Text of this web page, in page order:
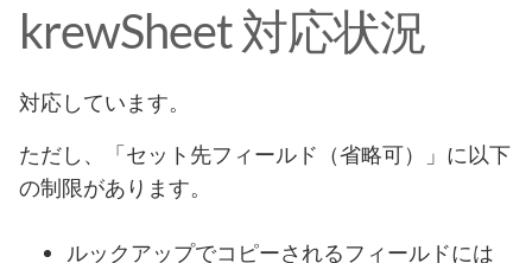
krewSheet 対応状況
対応しています。
ただし、「セット先フィールド（省略可）」に以下
の制限があります。
ルックアップでコピーされるフィールドには